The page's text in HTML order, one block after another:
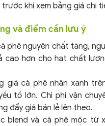
khi xem bảng giá chi
và điểm cần lưu ý
phê nguyên chất tăng,
cao hơn cho hạt chất
giá cà phê nhân xanh
tố lớn. Chi phí vận
đẩy giá bán lẻ lên theo.
blend và cà phê mộc từ